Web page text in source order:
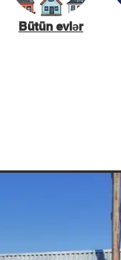
Bütün evlər